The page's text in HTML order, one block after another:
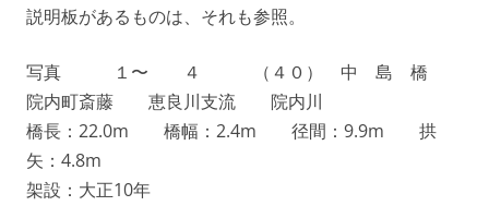
説明板があるものは、それも参照。
写真 １〜 ４ （４０） 中 島 橋
院内町斎藤 恵良川支流 院内川
橋長：22.0m 橋幅：2.4m 径間：9.9m 拱
矢：4.8m
架設：大正10年